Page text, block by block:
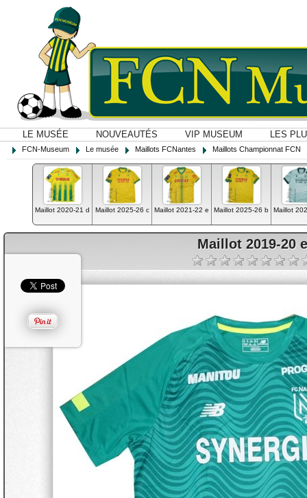
LE MUSÉE NOUVEAUTÉS VIP MUSEUM LES
FCN-Museum Le musée Maillots FCNantes Maillots Championnat FCN
Maillot 2020-21 d Maillot 2025-26 c Maillot 2021-22 e Maillot 2025-26 b Maillot
Maillot 2019-20